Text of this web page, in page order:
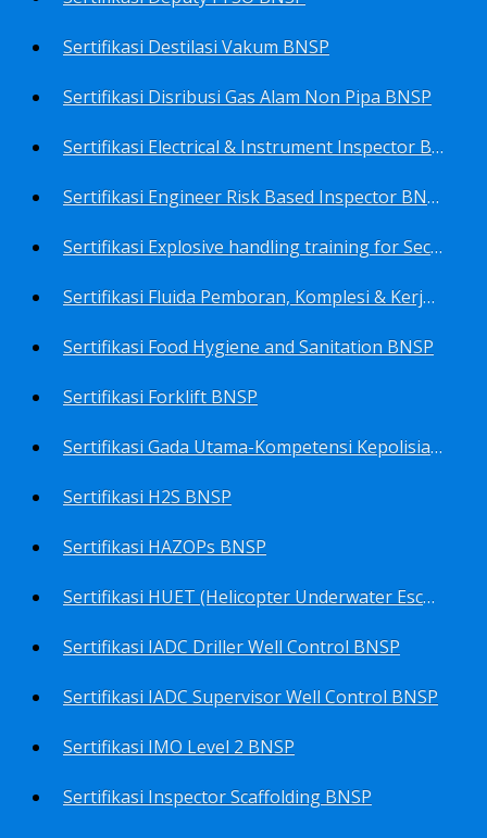
Sertifikasi Destilasi Vakum BNSP
Sertifikasi Disribusi Gas Alam Non Pipa BNSP
Sertifikasi Electrical & Instrument Inspector BNSP
Sertifikasi Engineer Risk Based Inspector BNSP
Sertifikasi Explosive handling training for Security staffs BNSP
Sertifikasi Fluida Pemboran, Komplesi & Kerja Ulang Sumur BNSP
Sertifikasi Food Hygiene and Sanitation BNSP
Sertifikasi Forklift BNSP
Sertifikasi Gada Utama-Kompetensi Kepolisian Terbatas Sektor Industri Migas BNSP
Sertifikasi H2S BNSP
Sertifikasi HAZOPs BNSP
Sertifikasi HUET (Helicopter Underwater Escape Training) BNSP
Sertifikasi IADC Driller Well Control BNSP
Sertifikasi IADC Supervisor Well Control BNSP
Sertifikasi IMO Level 2 BNSP
Sertifikasi Inspector Scaffolding BNSP